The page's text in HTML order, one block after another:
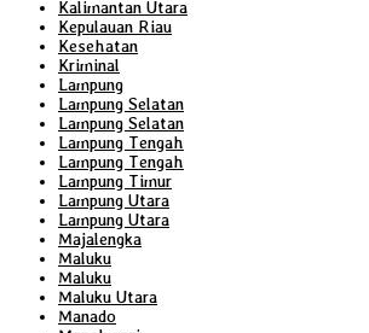
Kalimantan Utara
Kepulauan Riau
Kesehatan
Kriminal
Lampung
Lampung Selatan
Lampung Selatan
Lampung Tengah
Lampung Tengah
Lampung Timur
Lampung Utara
Lampung Utara
Majalengka
Maluku
Maluku
Maluku Utara
Manado